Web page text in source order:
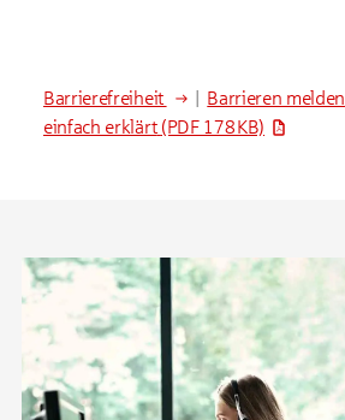
Barrierefreiheit Barrieren melden
einfach erklärt (PDF 178 KB)